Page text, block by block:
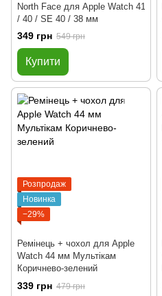
North Face для Apple Watch 41
/ 40 / SE 40 / 38 мм
349 грн 549 грн
Купити
Розпродаж
Новинка
−29%
Ремінець + чохол для Apple
Watch 44 мм Мультікам
Коричнево-зелений
339 грн 479 грн